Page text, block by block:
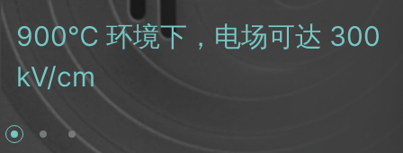
900℃ 环境下，电场可达 300
kV/cm
独特的 SiNx 窗口设计
加热或加电，或同时加热加电